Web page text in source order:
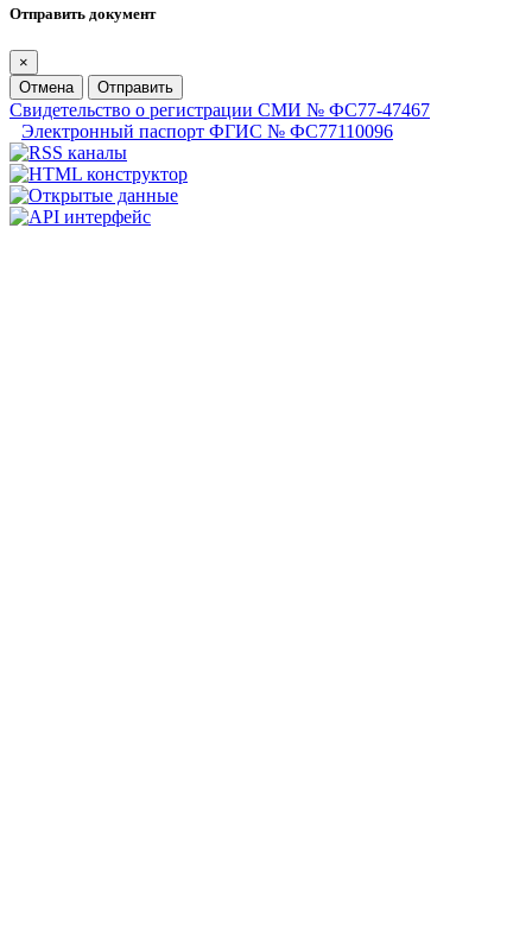
Отправить документ
×
Отмена
Отправить
Свидетельство о регистрации СМИ № ФС77-47467
Электронный паспорт ФГИС № ФС77110096